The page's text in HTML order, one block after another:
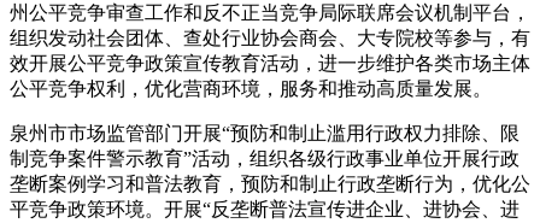
州公平竞争审查工作和反不正当竞争局际联席会议机制平台，
组织发动社会团体、查处行业协会商会、大专院校等参与，有
效开展公平竞争政策宣传教育活动，进一步维护各类市场主体
公平竞争权利，优化营商环境，服务和推动高质量发展。
泉州市市场监管部门开展“预防和制止滥用行政权力排除、限
制竞争案件警示教育”活动，组织各级行政事业单位开展行政
垄断案例学习和普法教育，预防和制止行政垄断行为，优化公
平竞争政策环境。开展“反垄断普法宣传进企业、进协会、进